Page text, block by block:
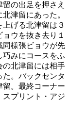
の出足を押さえ
津留にあった。
上げる北津留は３
ウを抜き去り１
同様張ビョウが先
みにコースをふ
の北津留には相手
。バックセンタ
留。最終コーナー
スプリント・アジ